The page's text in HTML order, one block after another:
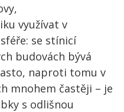
využívat v
se stínicí
budovách bývá
naproti tomu v
mnohem častěji – je
s odlišnou